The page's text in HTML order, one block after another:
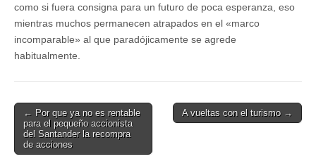
como si fuera consigna para un futuro de poca esperanza, eso
mientras muchos permanecen atrapados en el «marco
incomparable» al que paradójicamente se agrede
habitualmente.
Post
navigation
← Por que ya no es rentable
para el pequeño accionista
del Santander la recompra
de acciones
A vueltas con el turismo →